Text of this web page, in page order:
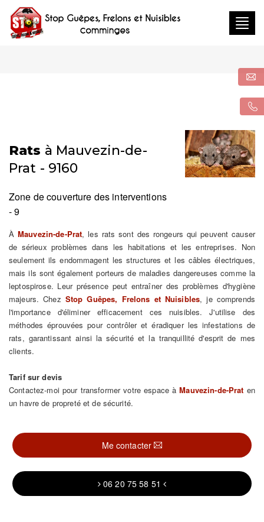
Rats à Mauvezin-de-
Prat - 9160
Zone de couverture des interventions
- 9
ÀMauvezin-de-Prat, les rats sont des rongeurs qui peuvent causer
de sérieux problèmes dans les habitations et les entreprises. Non
seulement ils endommagent les structures et les câbles électriques,
mais ils sont également porteurs de maladies dangereuses comme la
leptospirose. Leur présence peut entraîner des problèmes d'hygiène
majeurs. Chez Stop Guêpes, Frelons et Nuisibles, je comprends
l'importance d'éliminer efficacement ces nuisibles. J'utilise des
méthodes éprouvées pour contrôler et éradiquer les infestations de
rats, garantissant ainsi la sécurité et la tranquillité d'esprit de mes
clients.
Tarif sur devis
Contactez-moi pour transformer votre espace àMauvezin-de-Prat en
un havre de propreté et de sécurité.
Me contacter
06 20 75 58 51